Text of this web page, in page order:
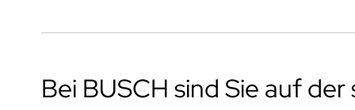
Bei BUSCH sind Sie auf